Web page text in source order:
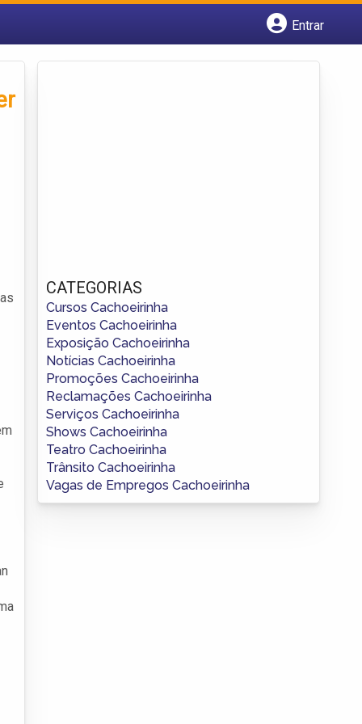
Entrar
CATEGORIAS
Cursos Cachoeirinha
Eventos Cachoeirinha
Exposição Cachoeirinha
Notícias Cachoeirinha
Promoções Cachoeirinha
Reclamações Cachoeirinha
Serviços Cachoeirinha
Shows Cachoeirinha
Teatro Cachoeirinha
Trânsito Cachoeirinha
Vagas de Empregos Cachoeirinha